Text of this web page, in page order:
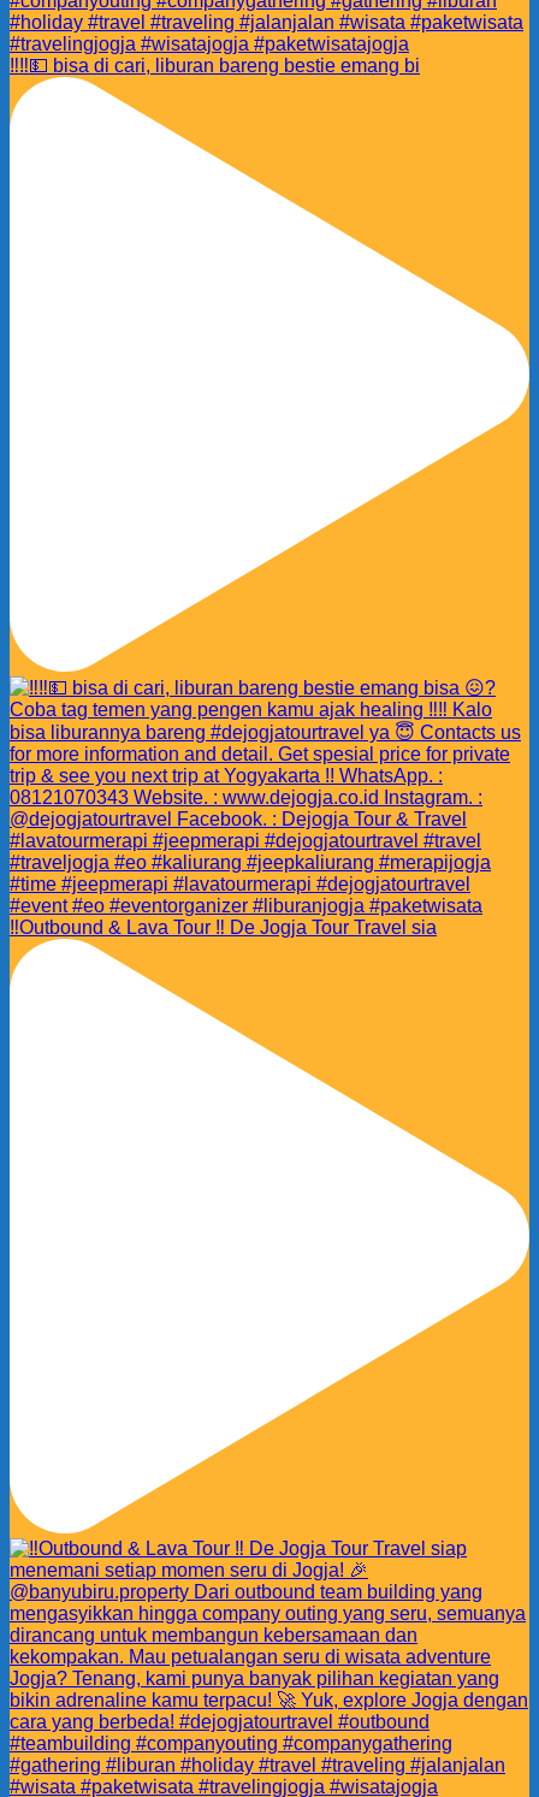
‼️‼️💵 bisa di cari, liburan bareng bestie emang bi
‼️Outbound & Lava Tour ‼️ De Jogja Tour Travel sia